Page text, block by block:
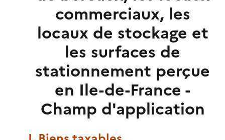
commerciaux, les
locaux de stockage et
les surfaces de
stationnement perçue
en Ile-de-France -
Champ d'application